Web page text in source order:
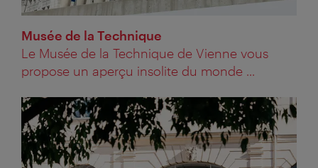
Musée de la Technique
Le Musée de la Technique de Vienne vous
propose un aperçu insolite du monde ...